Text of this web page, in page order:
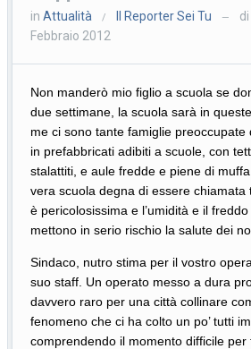
inAttualità / Il Reporter Sei Tu — di
Febbraio 2012
Non manderò mio figlio a scuola se
due settimane, la scuola sarà in
me ci sono tante famiglie preoccupate
in prefabbricati adibiti a scuole, con
stalattiti, e aule fredde e piene di
vera scuola degna di essere chiamata
è pericolosissima e l’umidità e il
mettono in serio rischio la salute dei
Sindaco, nutro stima per il vostro
suo staff. Un operato messo a dura
davvero raro per una città collinare
fenomeno che ci ha colto un po’ tutti
comprendendo il momento difficile per